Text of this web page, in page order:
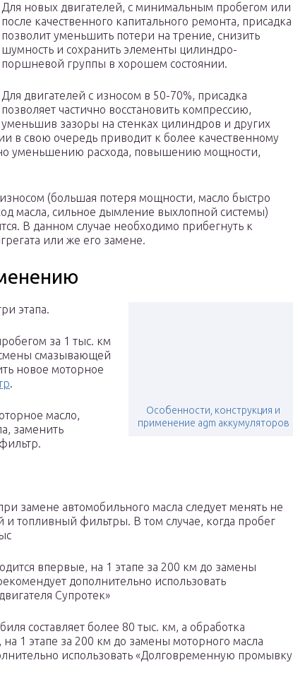
Для новых двигателей, с минимальным пробегом или
после качественного капитального ремонта, присадка
позволит уменьшить потери на трение, снизить
шумность и сохранить элементы цилиндро-
поршневой группы в хорошем состоянии.
Для двигателей с износом в 50-70%, присадка
позволяет частично восстановить компрессию,
уменьшив зазоры на стенках цилиндров и других
в свою очередь приводит к более качественному
уменьшению расхода, повышению мощности,
(большая потеря мощности, масло быстро
масла, сильное дымление выхлопной системы)
В данном случае необходимо прибегнуть к
или же его замене.
Особенности, конструкция и
применение agm аккумуляторов
этапа.
за 1 тыс. км
смазывающей
новое моторное
.
масло,
заменить
замене автомобильного масла следует менять не
топливный фильтры. В том случае, когда пробег
впервые, на 1 этапе за 200 км до замены
дополнительно использовать
Супротек»
составляет более 80 тыс. км, а обработка
1 этапе за 200 км до замены моторного масла
использовать «Долговременную промывку